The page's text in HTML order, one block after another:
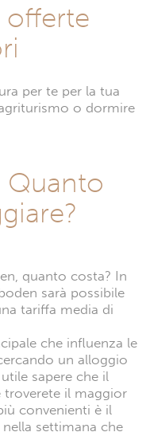
offerte
per te per la tua
o dormire
Quanto
quanto costa? In
sarà possibile
tariffa media di
che influenza le
un alloggio
sapere che il
troverete il maggior
convenienti è il
settimana che